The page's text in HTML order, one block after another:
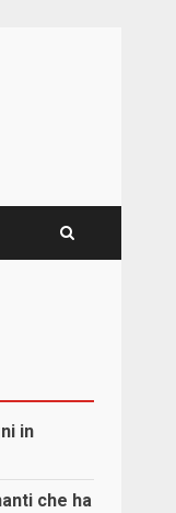
in
che ha